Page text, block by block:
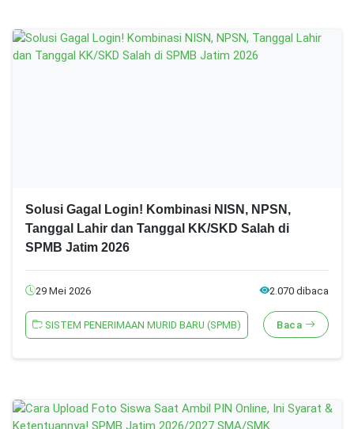
Solusi Gagal Login! Kombinasi NISN, NPSN,
Tanggal Lahir dan Tanggal KK/SKD Salah di
SPMB Jatim 2026
29 Mei 2026 2.070 dibaca
SISTEM PENERIMAAN MURID BARU (SPMB) Baca